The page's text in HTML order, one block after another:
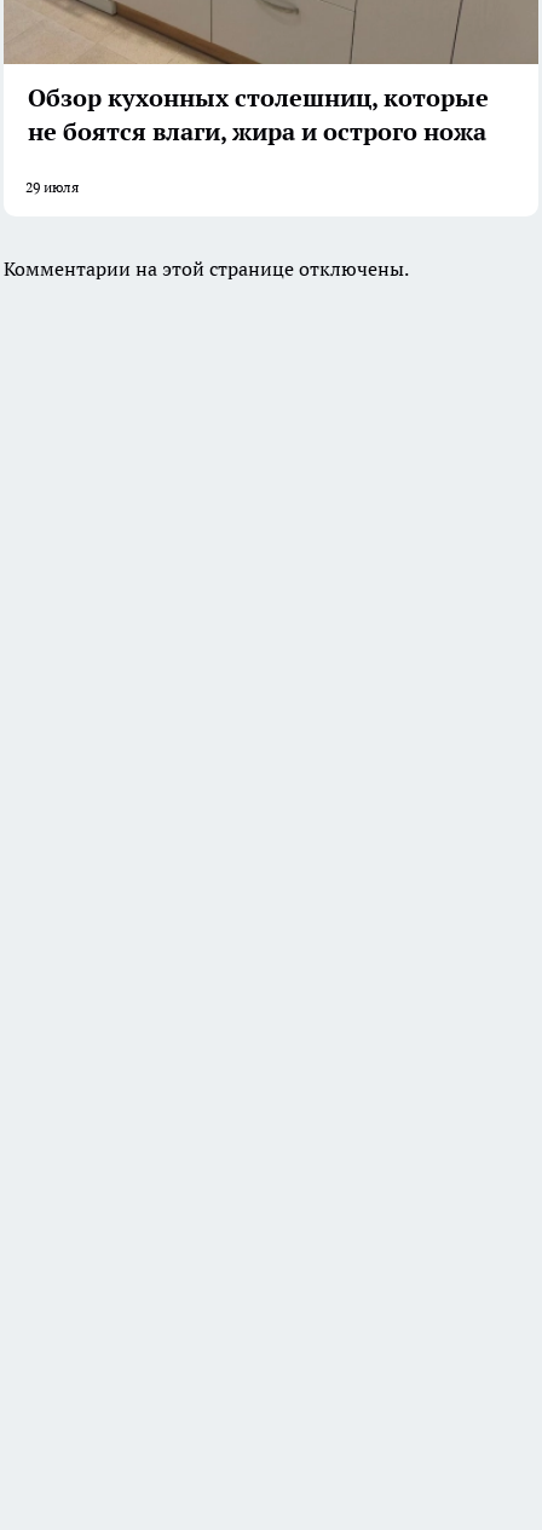
Обзор кухонных столешниц, которые
не боятся влаги, жира и острого ножа
29 июля
Комментарии на этой странице отключены.